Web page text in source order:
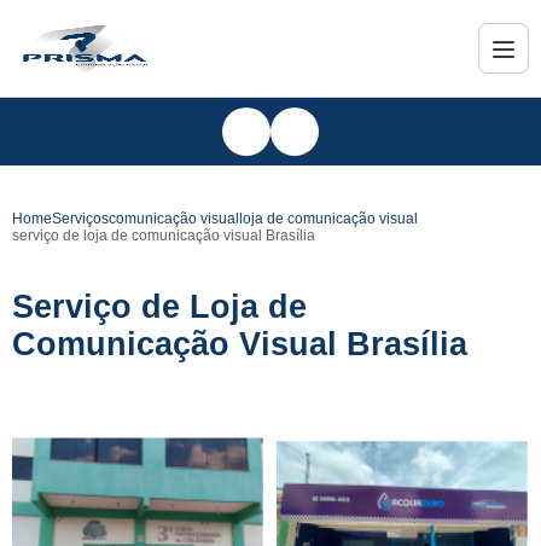
HomeServiçoscomunicação visual loja de comunicação visual
serviço de loja de comunicação visual Brasília
Serviço de Loja de
Comunicação Visual Brasília